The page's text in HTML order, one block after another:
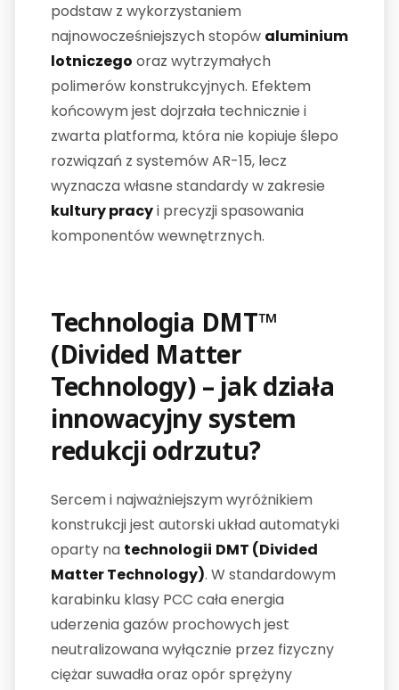
podstaw z wykorzystaniem
najnowocześniejszych stopów aluminium
lotniczego oraz wytrzymałych
polimerów konstrukcyjnych. Efektem
końcowym jest dojrzała technicznie i
zwarta platforma, która nie kopiuje ślepo
rozwiązań z systemów AR-15, lecz
wyznacza własne standardy w zakresie
kultury pracyi precyzji spasowania
komponentów wewnętrznych.
Technologia DMT™
(Divided Matter
Technology) – jak działa
innowacyjny system
redukcji odrzutu?
Sercem i najważniejszym wyróżnikiem
konstrukcji jest autorski układ automatyki
oparty na technologii DMT (Divided
Matter Technology). W standardowym
karabinku klasy PCC cała energia
uderzenia gazów prochowych jest
neutralizowana wyłącznie przez fizyczny
ciężar suwadła oraz opór sprężyny